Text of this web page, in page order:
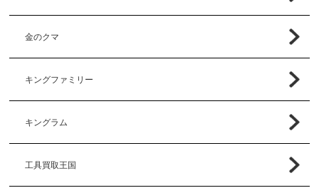
金のクマ
キングファミリー
キングラム
工具買取王国